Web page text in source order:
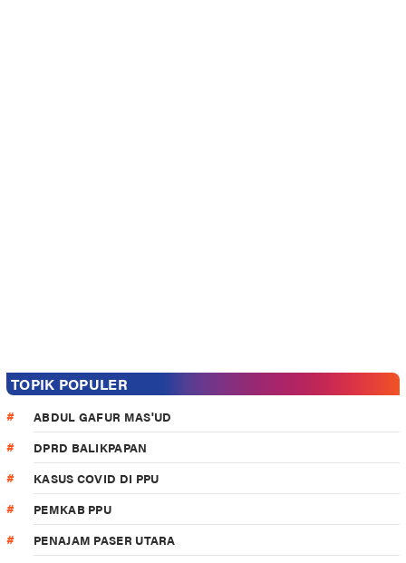
TOPIK POPULER
ABDUL GAFUR MAS'UD
DPRD BALIKPAPAN
KASUS COVID DI PPU
PEMKAB PPU
PENAJAM PASER UTARA